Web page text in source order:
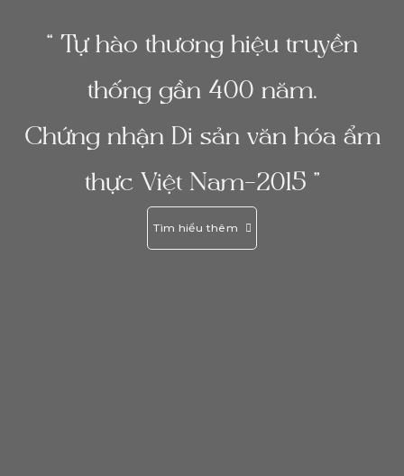
“ Tự hào thương hiệu truyền
thống gần 400 năm.
Chứng nhận Di sản văn hóa ẩm
thực Việt Nam-2015 ”
Tìm hiểu thêm